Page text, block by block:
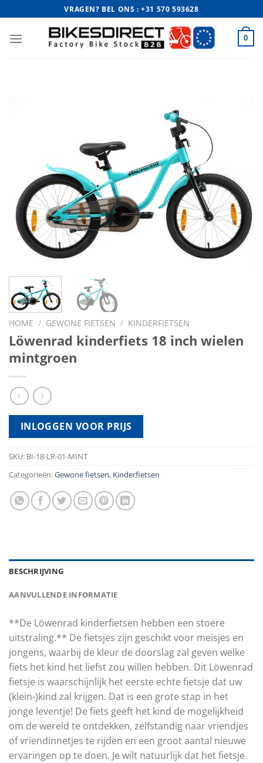
naar
inhoud
VRAGEN? BEL ONS : +31 570 593628
0
HOME / GEWONE FIETSEN / KINDERFIETSEN
Löwenrad kinderfiets 18 inch wielen
mintgroen
INLOGGEN VOOR PRIJS
SKU: BI-18-LR-01-MINT
Categorieën:Gewone fietsen, Kinderfietsen
BESCHRIJVING
AANVULLENDE INFORMATIE
**De Löwenrad kinderfietsen hebben een stoere
uitstraling.** De fietsjes zijn geschikt voor meisjes en
jongens, waarbij de kleur de doorslag zal geven welke
fiets het kind het liefst zou willen hebben. Dit Löwenrad
fietsje is waarschijnlijk het eerste echte fietsje dat uw
(klein-)kind zal krijgen. Dat is een grote stap in het
jonge leventje! De fiets geeft het kind de mogelijkheid
om de wereld te ontdekken, zelfstandig naar vriendjes
of vriendinnetjes te rijden en een groot aantal nieuwe
ervaringen op te doen. Je wilt natuurlijk dat het fietsje